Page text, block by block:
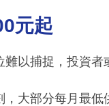
元起
以捕捉，投資者
，大部分每月最